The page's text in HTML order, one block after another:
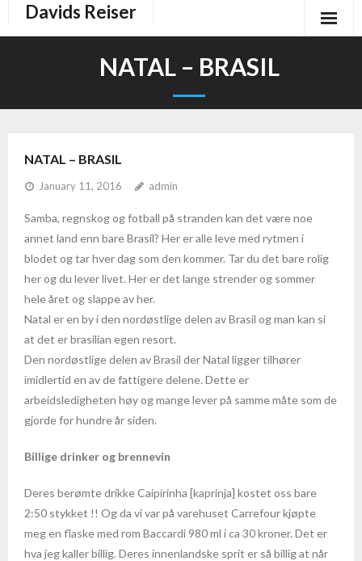
Davids Reiser
- Bali
- Lombok
- Fakta og informasjon om Indonesia
Dominikanske republikk
- Fakta om den Dominikanske Republikk
Filippinene
- Fakta om Filippinene
India
NATAL – BRASIL
NATAL – BRASIL
January 11, 2016 admin
Samba, regnskog og fotball på stranden kan det være noe
annet land enn bare Brasil? Her er alle leve med rytmen i
blodet og tar hver dag som den kommer. Tar du det bare rolig
her og du lever livet. Her er det lange strender og sommer
hele året og slappe av her.
Natal er en by i den nordøstlige delen av Brasil og man kan si
at det er brasilian egen resort.
Den nordøstlige delen av Brasil der Natal ligger tilhører
imidlertid en av de fattigere delene. Dette er
arbeidsledigheten høy og mange lever på samme måte som de
gjorde for hundre år siden.
Billige drinker og brennevin
Deres berømte drikke Caipirinha [kaprinja] kostet oss bare
2:50 stykket !! Og da vi var på varehuset Carrefour kjøpte
meg en flaske med rom Baccardi 980 ml i ca 30 kroner. Det er
hva jeg kaller billig. Deres innenlandske sprit er så billig at når